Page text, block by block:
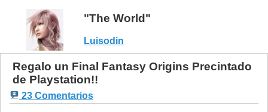
"The World"
Luisodin
Regalo un Final Fantasy Origins Precintado
de Playstation!!
23 Comentarios